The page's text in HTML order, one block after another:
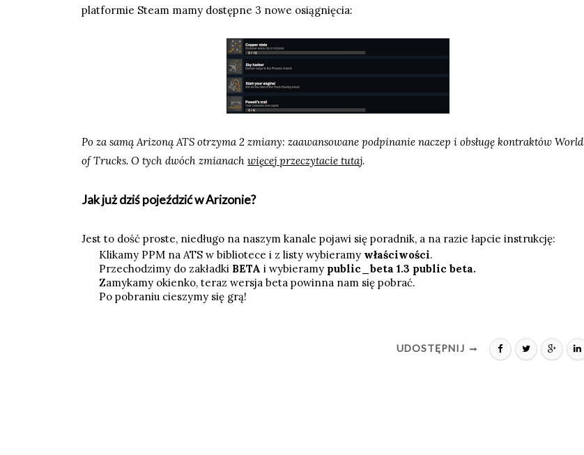
platformie Steam mamy dostępne 3 nowe osiągnięcia:
Po za samą Arizoną ATS otrzyma 2 zmiany: zaawansowane podpinanie naczep i obsługę kontraktów World
of Trucks. O tych dwóch zmianach więcej przeczytacie tutaj.
Jak już dziś pojeździć w Arizonie?
Jest to dość proste, niedługo na naszym kanale pojawi się poradnik, a na razie łapcie instrukcję:
Klikamy PPM na ATS w bibliotece i z listy wybieramy właściwości.
Przechodzimy do zakładki BETA i wybieramy public_beta 1.3 public beta.
Zamykamy okienko, teraz wersja beta powinna nam się pobrać.
Po pobraniu cieszymy się grą!
UDOSTĘPNIJ